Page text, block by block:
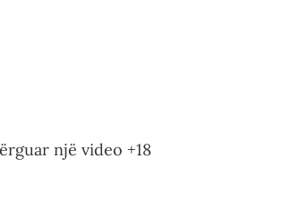
një video +18